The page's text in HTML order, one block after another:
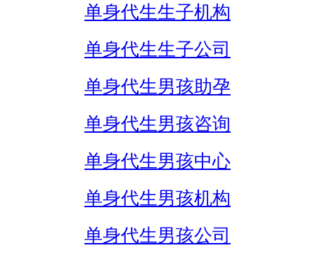
单身代生生子机构
单身代生生子公司
单身代生男孩助孕
单身代生男孩咨询
单身代生男孩中心
单身代生男孩机构
单身代生男孩公司